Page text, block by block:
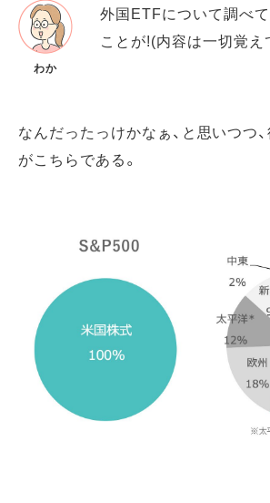
わか
外国ETFについて調べ
ことが!(内容は一切覚え
なんだったっけかなぁ、と思いつつ
がこちらである。